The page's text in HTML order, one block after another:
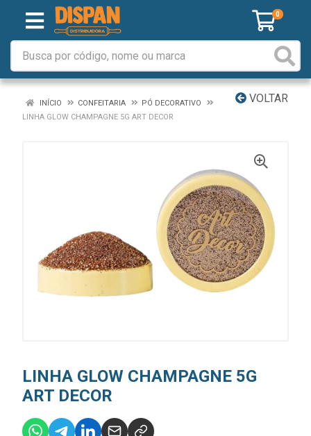
0
VOLTAR
INÍCIO CONFEITARIA
PÓ DECORATIVO
LINHA GLOW CHAMPAGNE 5G ART DECOR
LINHA GLOW CHAMPAGNE 5G
ART DECOR